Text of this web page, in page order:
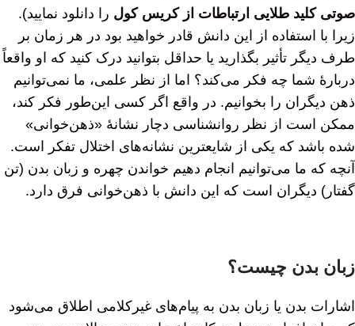
صوتی کلید طلایی ارتباطات از کریس کول را دانلود نمایید).
زیرا با استفاده از این دانش قادر خواهید بود در هر زمان بر
طرف دیگر تأثیر بگذارید یا حداقل بتوانید درک کنید که او واقعاً
دربارهٔ شما چه فکر می‌کند؟ اما از نظر علمی، ما نمی‌توانیم
ذهن دیگران را بخوانیم. در واقع اگر کسی این‌طور فکر کند،
ممکن است از نظر روانشناسی دچار نشانهٔ «ذهن‌خوانی»
شده باشد که یکی از شایعترین نشانه‌های اختلال تفکر است.
آنچه که ما می‌توانیم انجام دهیم خواندن چهره و زبان بدن (تن‌
گفتار) دیگران است که این دانش با ذهن‌خوانی فرق دارد.
زبان بدن چیست؟
اشارات بدن یا زبان بدن به پیام‌های غیرکلامی اطلاق می‌شود